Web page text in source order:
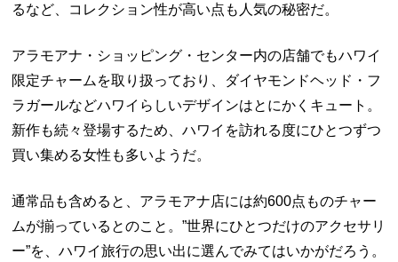
るなど、コレクション性が高い点も人気の秘密だ。
アラモアナ・ショッピング・センター内の店舗でもハワイ
限定チャームを取り扱っており、ダイヤモンドヘッド・フ
ラガールなどハワイらしいデザインはとにかくキュート。
新作も続々登場するため、ハワイを訪れる度にひとつずつ
買い集める女性も多いようだ。
通常品も含めると、アラモアナ店には約600点ものチャー
ムが揃っているとのこと。”世界にひとつだけのアクセサリ
ー”を、ハワイ旅行の思い出に選んでみてはいかがだろう。